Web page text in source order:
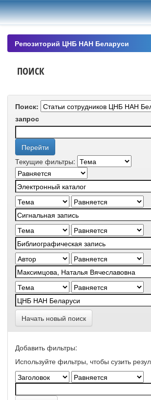
Skip
navigation
Репозиторий ЦНБ НАН Беларуси
ПОИСК
Поиск:
запрос
Текущие фильтры:
Начать новый поиск
Добавить фильтры:
Используйте фильтры, чтобы сузить